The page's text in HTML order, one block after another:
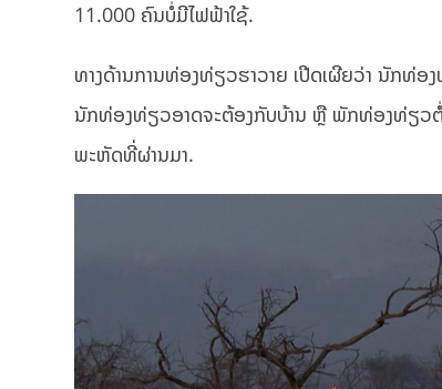
11.000 ຄົນບໍ່ມີໄຟຟ້າໃຊ້.
ທາງດ້ານການທ່ອງທ່ຽວຮາວາຍ ເປີດເຜີຍວ່າ ນັກທ່ອ
ນັກທ່ອງທ່ຽວອາດຈະຕ້ອງກັບບ້ານ ຫຼື ພັກທ່ອງທ່ຽວຕໍ່
ພະຫັດທີ່ຜ່ານມາ.